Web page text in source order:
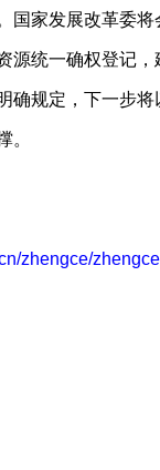
国家发展改革委
源统一确权登记
确规定，下一步
。
zhengce/